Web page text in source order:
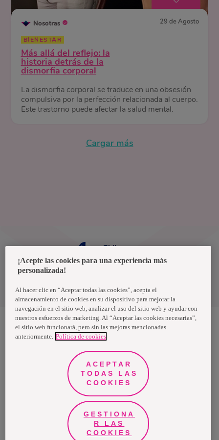
Nosotras 29 de Agosto
BIENESTAR
Más allá del reflejo: la
historia detrás de la
dismorfia corporal
La dismorfia corporal se traduce en una obsesión
compulsiva por la perfección relacionada al cuerpo.
Este trastorno puede afectar la salud mental.
Cargar más
Términos y condiciones
Chile
Nosotras, una marca de Essity - una compañía global líder en
mundo, utilizan nuestros productos, servicios y soluciones. Nuestro
propósito es romper barreras por el bienestar en beneficio de
consumidores, pacientes, cuidadores, clientes y la sociedad en
general. Vendemos en aproximadamente 150 países bajo las
principales marcas globales TENA y Tork, así como otras marcas
como Actimove, Cutimed, JOBST, Knix, Leukoplast, Libero, Libresse,
Lotus, Modibodi, Nosotras, Saba, Tempo, TOM Organic y Zewa. En
2024, Essity tuvo ventas de aproximadamente 13 mil millones de
euros y empleó a 36,000 personas. La sede de la compañía está
ubicada en Estocolmo, Suecia, y Essity cotiza en Nasdaq Estocolmo.
Más información en www.essity.com.
¡Acepte las cookies para una experiencia más
personalizada!
Al hacer clic en “Aceptar todas las cookies”, acepta el
almacenamiento de cookies en su dispositivo para mejorar la
navegación en el sitio web, analizar el uso del sitio web y ayudar con
nuestros esfuerzos de marketing. Al “Aceptar las cookies necesarias”,
el sitio web funcionará, pero sin las mejoras mencionadas
anteriormente. Política de cookies
ACEPTAR
TODAS LAS
COOKIES
GESTIONA
R LAS
COOKIES